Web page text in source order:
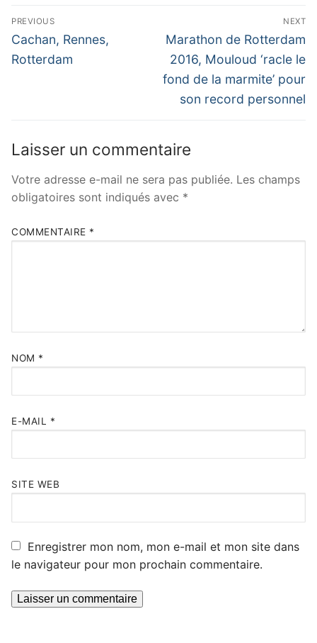
Navigation
de
l’article
PREVIOUS
Previous
post:
Cachan, Rennes,
Rotterdam
NEXT
Next
post:
Marathon de Rotterdam
2016, Mouloud ‘racle le
fond de la marmite’ pour
son record personnel
Laisser un commentaire
Votre adresse e-mail ne sera pas publiée. Les champs
obligatoires sont indiqués avec *
COMMENTAIRE *
NOM *
E-MAIL *
SITE WEB
Enregistrer mon nom, mon e-mail et mon site dans
le navigateur pour mon prochain commentaire.